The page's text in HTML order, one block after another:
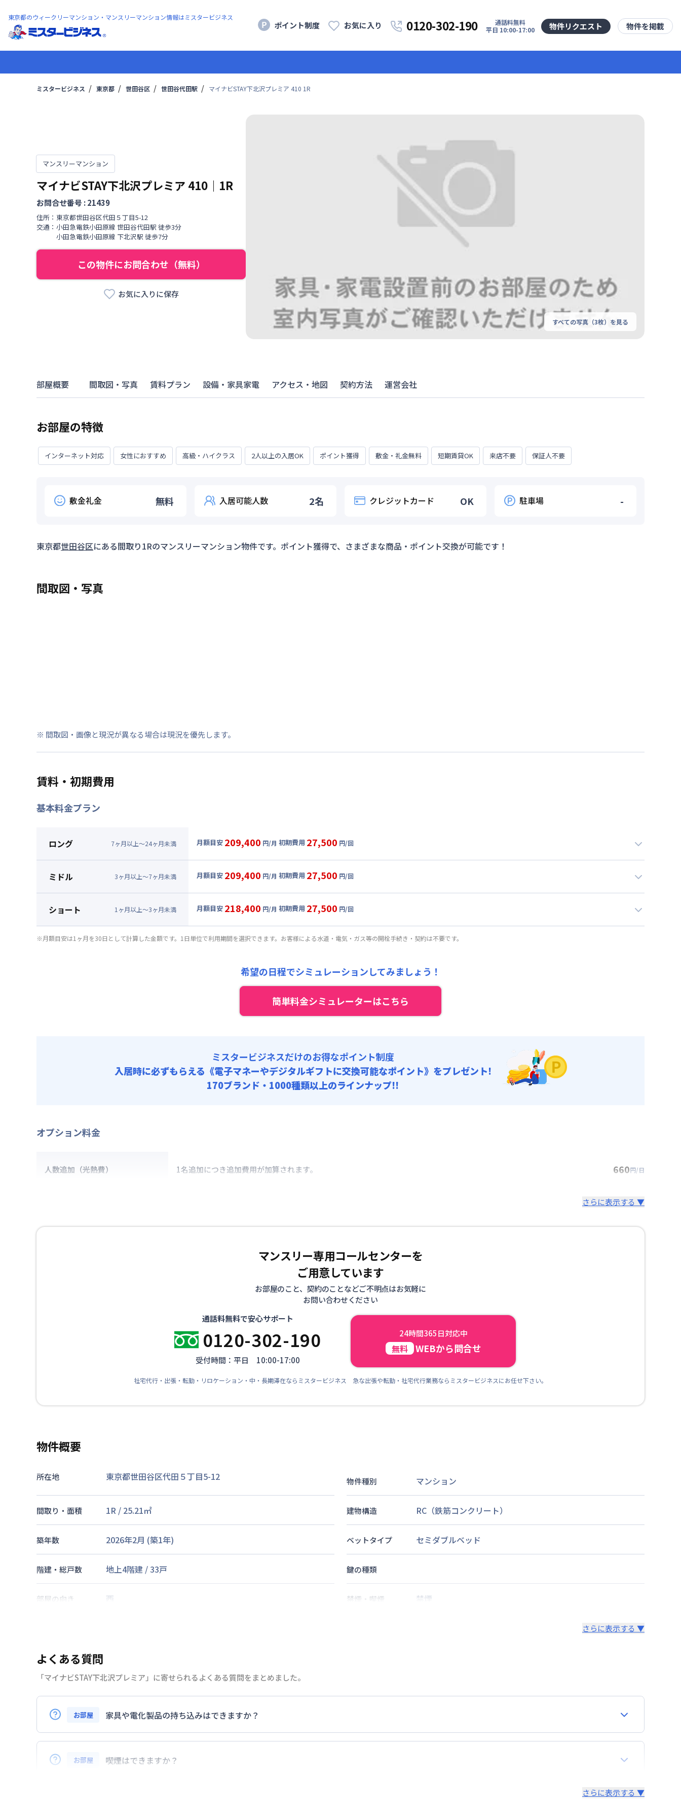
東京都のウィークリーマンション・マンスリーマンション情報はミスタービジネス
ポイント制度 お気に入り 0120-302-190
通話料無料
平日 10:00-17:00
物件リクエスト 物件を掲載
ミスタービジネス 東京都 世田谷区 世田谷代田駅 マイナビSTAY下北沢プレミア 410 1R
マンスリーマンション
マイナビSTAY下北沢プレミア 410 ｜ 1R
お問合せ番号 :21439
住所： 東京都世田谷区代田５丁目5-12
交通： 小田急電鉄小田原線 世田谷代田駅 徒歩3分
小田急電鉄小田原線 下北沢駅 徒歩7分
この物件にお問合わせ（無料）
お気に入りに保存
すべての写真（3枚）を見る
部屋概要 間取図・写真 賃料プラン 設備・家具家電 アクセス・地図 契約方法 運営会社
お部屋の特徴
インターネット対応 女性におすすめ 高級・ハイクラス 2人以上の入居OK ポイント獲得 敷金・礼金無料 短期賃貸OK 来店不要 保証人不要
敷金礼金 無料 入居可能人数 2名 クレジットカード OK 駐車場 -
東京都世田谷区にある間取り1Rのマンスリーマンション物件です。ポイント獲得で、さまざまな商品・ポイント交換が可能です！
間取図・写真
※ 間取図・画像と現況が異なる場合は現況を優先します。
賃料・初期費用
基本料金プラン
ロング 7ヶ月以上～24ヶ月未満 月額目安 209,400 円/月 初期費用 27,500 円/回
165,000円/月 (5,500円/日)
光熱費他 : 24,000円/月 (800円/日) (税抜)
清掃料他 : 25,000円/回 (税抜)
その他費用 :
共益費: 18,000円/月 (600円/日)
ミドル 3ヶ月以上～7ヶ月未満 月額目安 209,400 円/月 初期費用 27,500 円/回
165,000円/月 (5,500円/日)
光熱費他 : 24,000円/月 (800円/日) (税抜)
清掃料他 : 25,000円/回 (税抜)
18,000円/月 (600円/日)
ショート 1 ヶ月以上～3ヶ月未満 月額目安 218,400 円/月 初期費用 27,500 円/回
月額賃料目安(30日利用)
25,000円/回 (税抜)
18,000円/月 (600円/日)
※月額目安は1ヶ月を30日として計算した金額です。1日単位で利用期間を選択できます。お客様による水道・電気・ガス等の開栓手続き・契約は不要です。
希望の日程でシミュレーションしてみましょう！
簡単料金シミュレーターはこちら
ミスタービジネスだけのお得なポイント制度
入居時に必ずもらえる 《電子マネーやデジタルギフトに交換可能なポイント》をプレゼント!
170ブランド・1000種類以上のラインナップ!!
オプション料金
人数追加（光熱費） 1名追加につき追加費用が加算されます。 660円/日
さらに表示する ▼
マンスリー専用コールセンターを
ご用意しています
お部屋のこと、契約のことなどご不明点はお気軽に
お問い合わせください
通話料無料で安心サポート
0120-302-190
受付時間：平日 10:00-17:00
24時間365日対応中
無料 WEBから問合せ
社宅代行・出張・転勤・リロケーション・中・長期滞在ならミスタービジネス 急な出張や転勤・社宅代行業務ならミスタービジネスにお任せ下さい。
物件概要
所在地 東京都世田谷区代田５丁目5-12 物件種別 マンション
間取り・面積 1R / 25.21㎡ 建物構造 RC（鉄筋コンクリート）
築年数 2026年2月 (築1年) ベットタイプ セミダブルベッド
階建・総戸数 地上4階建 /33戸 鍵の種類
部屋の向き 西 禁煙・喫煙 禁煙
情報更新日 2026年7月25日
さらに表示する ▼
よくある質問
「マイナビSTAY下北沢プレミア」に寄せられるよくある質問をまとめました。
お部屋
家具や電化製品の持ち込みはできますか？
お持ち込みいただけます。
また、お持ち込みいただいた家具や家電はご退去時にご自身で撤去をお願いします。
お部屋
喫煙はできますか？
さらに表示する ▼